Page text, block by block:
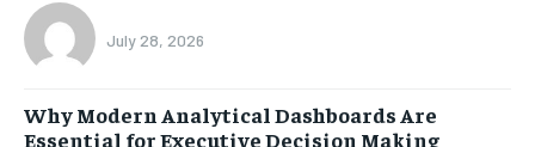
July 28, 2026
Why Modern Analytical Dashboards Are
Essential for Executive Decision Making